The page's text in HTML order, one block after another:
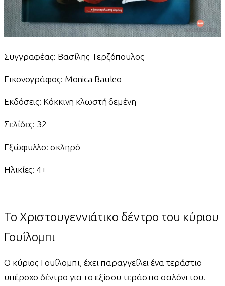
Συγγραφέας: Βασίλης Τερζόπουλος
Εικονογράφος: Monica Bauleo
Εκδόσεις: Κόκκινη κλωστή δεμένη
Σελίδες: 32
Εξώφυλλο: σκληρό
Ηλικίες: 4+
Το Χριστουγεννιάτικο δέντρο του κύριου
Γουίλομπι
Ο κύριος Γουίλομπι, έχει παραγγείλει ένα τεράστιο
υπέροχο δέντρο για το εξίσου τεράστιο σαλόνι του.